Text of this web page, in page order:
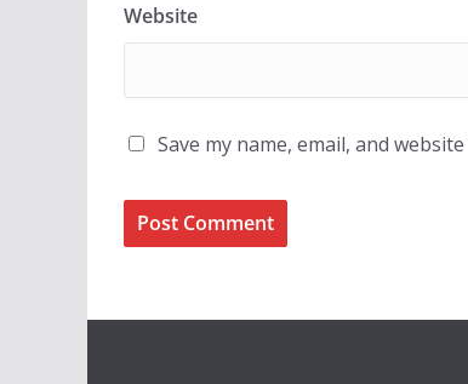
Website
Save my name, email, and